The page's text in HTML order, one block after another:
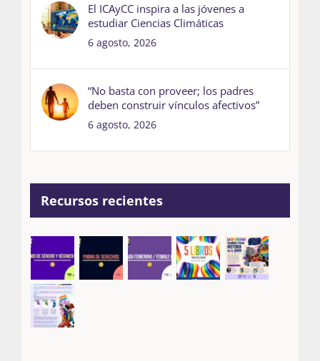
El ICAyCC inspira a las jóvenes a
estudiar Ciencias Climáticas
6 agosto, 2026
“No basta con proveer; los padres
deben construir vínculos afectivos”
6 agosto, 2026
Recursos recientes